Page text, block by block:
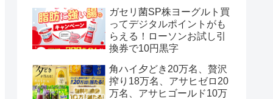
トがもらえる
ガセリ菌SP株ヨーグルト買
ってデジタルポイントがも
らえる！ローソンお試し引
換券で10円黒字
角ハイ夕どき20万名、贅沢
搾り18万名、アサヒゼロ20
万名、アサヒゴールド10万